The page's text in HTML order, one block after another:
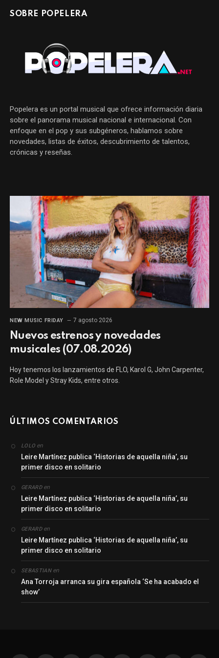
SOBRE POPELERA
Popelera es un portal musical que ofrece información diaria
sobre el panorama musical nacional e internacional. Con
enfoque en el pop y sus subgéneros, hablamos sobre
novedades, listas de éxitos, descubrimiento de talentos,
crónicas y reseñas.
NEW MUSIC FRIDAY 7 agosto 2026
Nuevos estrenos y novedades
musicales (07.08.2026)
Hoy tenemos los lanzamientos de FLO, Karol G, John Carpenter,
Role Model y Stray Kids, entre otros.
ÚLTIMOS COMENTARIOS
LOLO en
Leire Martínez publica ‘Historias de aquella niña’, su
primer disco en solitario
GERARDen
Leire Martínez publica ‘Historias de aquella niña’, su
primer disco en solitario
GERARDen
Leire Martínez publica ‘Historias de aquella niña’, su
primer disco en solitario
SEBASTIANen
Ana Torroja arranca su gira española ‘Se ha acabado el
show’